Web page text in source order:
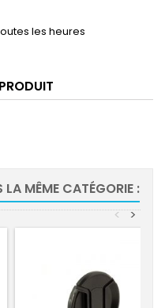
toutes les heures
MÊME CATÉGORIE :
>
<